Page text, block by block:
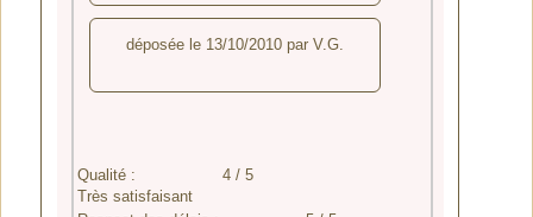
déposée le 13/10/2010 parV.G.
Qualité :
4 / 5
Très satisfaisant